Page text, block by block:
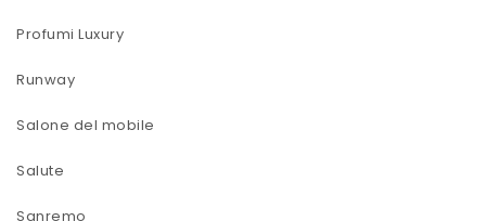
Profumi Luxury
Runway
Salone del mobile
Salute
Sanremo